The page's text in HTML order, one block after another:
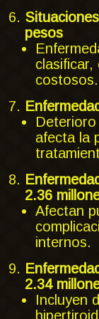
pesos
costosos.
afecta la
2.36
Afectan
internos.
2.34
Incluyen